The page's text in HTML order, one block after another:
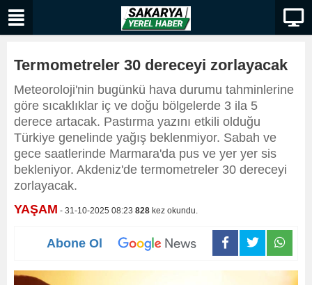
Termometreler 30 dereceyi zorlayacak
Meteoroloji'nin bugünkü hava durumu tahminlerine
göre sıcaklıklar iç ve doğu bölgelerde 3 ila 5
derece artacak. Pastırma yazını etkili olduğu
Türkiye genelinde yağış beklenmiyor. Sabah ve
gece saatlerinde Marmara'da pus ve yer yer sis
bekleniyor. Akdeniz'de termometreler 30 dereceyi
zorlayacak.
YAŞAM - 31-10-2025 08:23 828 kez okundu.
Abone Ol